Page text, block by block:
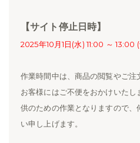
【サイト停止日時】
2025年10月1日(水) 11:00 ～ 13:00
作業時間中は、商品の閲覧やご注
お客様にはご不便をおかけいた
供のための作業となりますので
い申し上げます。